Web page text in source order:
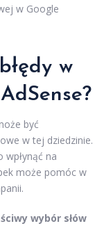
w Google
w
być
w tej dziedzinie.
wpłynąć na
może pomóc w
wybór słów